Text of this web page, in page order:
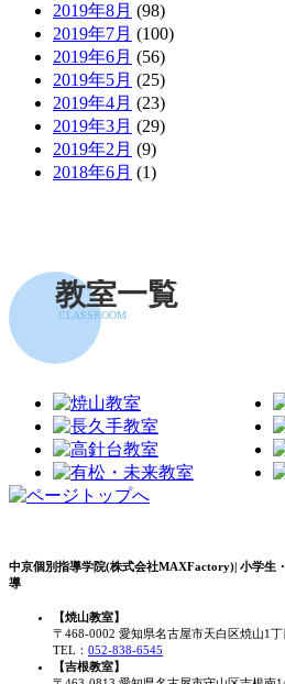
2019年8月 (98)
2019年7月 (100)
2019年6月 (56)
2019年5月 (25)
2019年4月 (23)
2019年3月 (29)
2019年2月 (9)
2018年6月 (1)
教室一覧
CLASSROOM
中京個別指導学院(株式会社MAXFactory)| 小学生
導
【焼山教室】
〒468-0002 愛知県名古屋市天白区焼山1丁
TEL： 052-838-6545
【吉根教室】